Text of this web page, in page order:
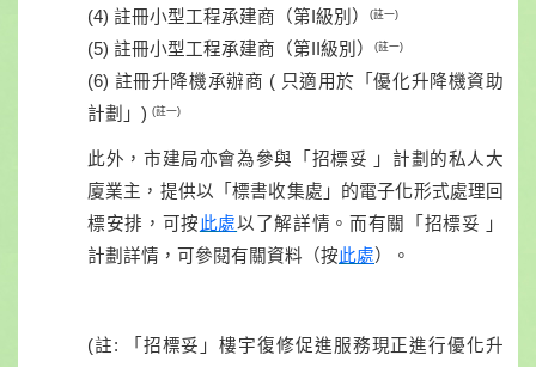
(4) 註冊小型工程承建商（第I級別） (註一)
(5) 註冊小型工程承建商（第II級別） (註一)
(6) 註冊升降機承辦商 ( 只適用於「優化升降機資助
計劃」) (註一)
此外， 市建局亦會為參與「招標妥 」計劃 的私人大
廈業主 ， 提供以 「標書收集處 」 的電子化形式處理 回
標安排， 可按此處以了解詳情。 而有關
「招標妥 」
計劃 詳情， 可參閱有關資料（按此處） 。
(註: 「招標妥」樓宇復修促進服務現正進行優化升